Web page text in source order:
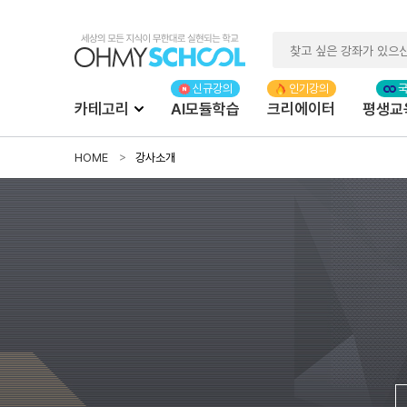
카테고리 AI모듈학습 크리에이터 평생
HOME 강사소개